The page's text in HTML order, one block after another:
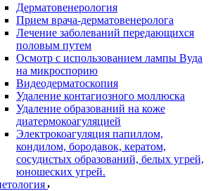
Дерматовенерология
Прием врача-дерматовенеролога
Лечение заболеваний передающихся
половым путем
Осмотр с использованием лампы Вуда
на микроспорию
Видеодерматоскопия
Удаление контагиозного моллюска
Удаление образований на коже
диатермокоагуляцией
Электрокоагуляция папиллом,
кондилом, бородавок, кератом,
сосудистых образований, белых угрей,
юношеских угрей.